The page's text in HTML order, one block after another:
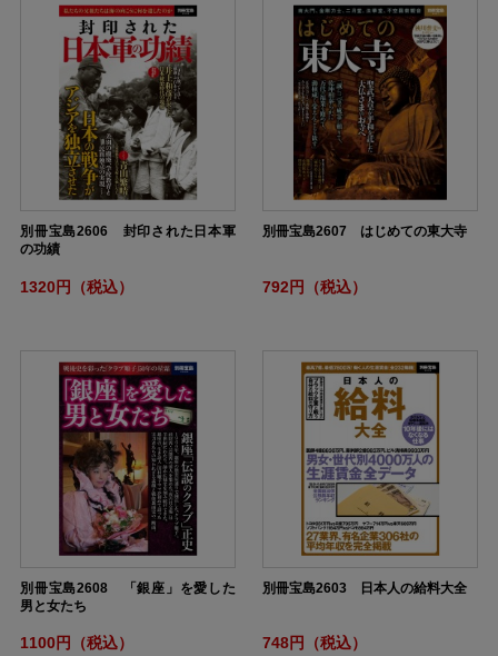
別冊宝島2606 封印された日本軍
の功績
1320円（税込）
別冊宝島2607 はじめての東大寺
792円（税込）
別冊宝島2608 「銀座」を愛した
男と女たち
1100円（税込）
別冊宝島2603 日本人の給料大全
748円（税込）